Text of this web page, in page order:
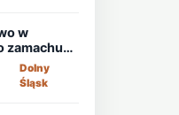
w
zamachu
Dolny
Śląsk